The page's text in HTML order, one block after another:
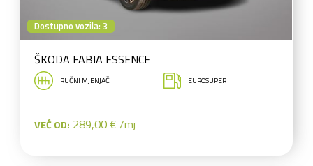
Dostupno vozila: 3
ŠKODA FABIA ESSENCE
RUČNI MJENJAČ EUROSUPER
VEĆ OD: 289,00 € /mj